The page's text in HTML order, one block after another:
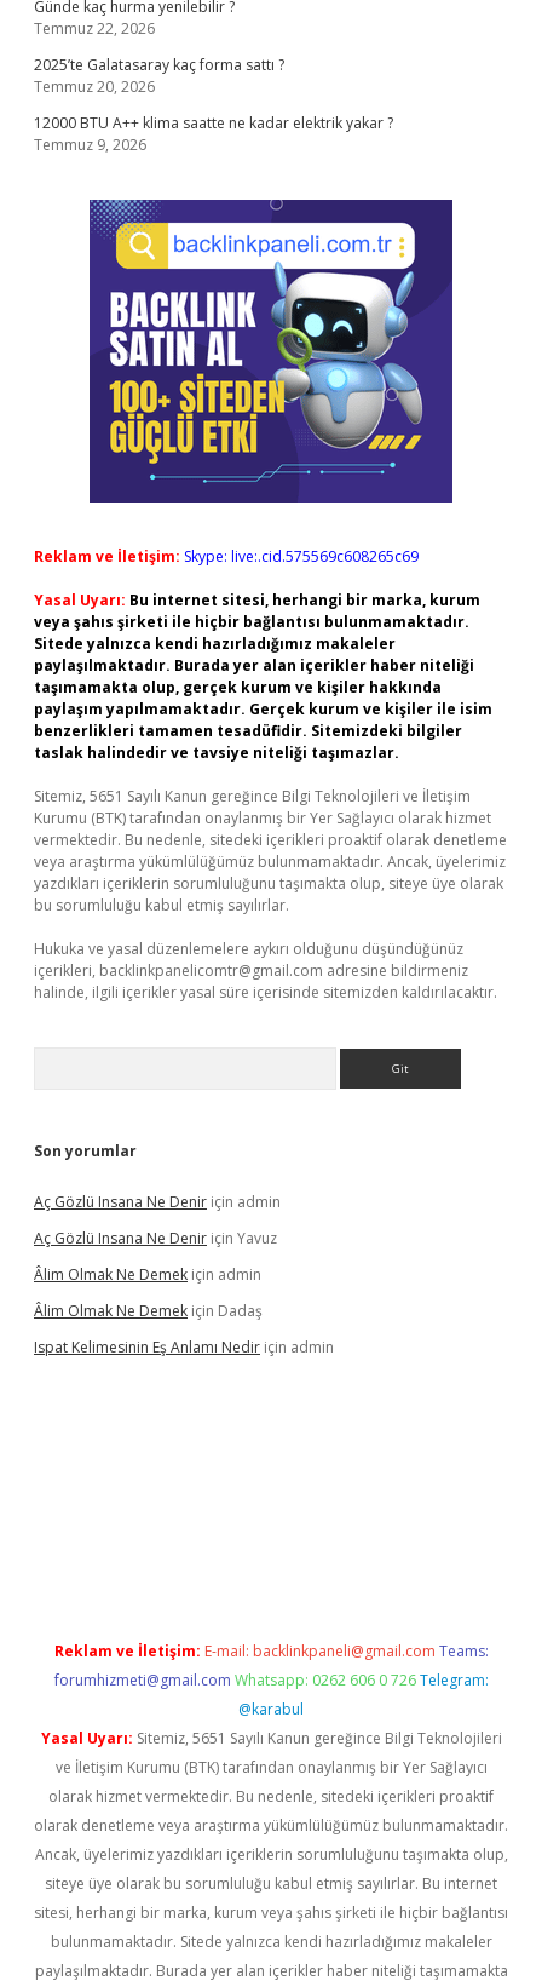
Günde kaç hurma yenilebilir ?
Temmuz 22, 2026
2025’te Galatasaray kaç forma sattı ?
Temmuz 20, 2026
12000 BTU A++ klima saatte ne kadar elektrik yakar ?
Temmuz 9, 2026
Reklam ve İletişim: Skype: live:.cid.575569c608265c69
Yasal Uyarı: Bu internet sitesi, herhangi bir marka, kurum
veya şahıs şirketi ile hiçbir bağlantısı bulunmamaktadır.
Sitede yalnızca kendi hazırladığımız makaleler
paylaşılmaktadır. Burada yer alan içerikler haber niteliği
taşımamakta olup, gerçek kurum ve kişiler hakkında
paylaşım yapılmamaktadır. Gerçek kurum ve kişiler ile isim
benzerlikleri tamamen tesadüfidir. Sitemizdeki bilgiler
taslak halindedir ve tavsiye niteliği taşımazlar.
Sitemiz, 5651 Sayılı Kanun gereğince Bilgi Teknolojileri ve İletişim
Kurumu (BTK) tarafından onaylanmış bir Yer Sağlayıcı olarak hizmet
vermektedir. Bu nedenle, sitedeki içerikleri proaktif olarak denetleme
veya araştırma yükümlülüğümüz bulunmamaktadır. Ancak, üyelerimiz
yazdıkları içeriklerin sorumluluğunu taşımakta olup, siteye üye olarak
bu sorumluluğu kabul etmiş sayılırlar.
Hukuka ve yasal düzenlemelere aykırı olduğunu düşündüğünüz
içerikleri, backlinkpanelicomtr@gmail.com adresine bildirmeniz
halinde, ilgili içerikler yasal süre içerisinde sitemizden kaldırılacaktır.
Son yorumlar
Aç Gözlü Insana Ne Denir için admin
Aç Gözlü Insana Ne Denir için Yavuz
Âlim Olmak Ne Demek için admin
Âlim Olmak Ne Demek için Dadaş
Ispat Kelimesinin Eş Anlamı Nedir için admin
Reklam ve İletişim: E-mail: backlinkpaneli@gmail.com Teams:
forumhizmeti@gmail.com Whatsapp: 0262 606 0 726 Telegram:
@karabul
Yasal Uyarı: Sitemiz, 5651 Sayılı Kanun gereğince Bilgi Teknolojileri
ve İletişim Kurumu (BTK) tarafından onaylanmış bir Yer Sağlayıcı
olarak hizmet vermektedir. Bu nedenle, sitedeki içerikleri proaktif
olarak denetleme veya araştırma yükümlülüğümüz bulunmamaktadır.
Ancak, üyelerimiz yazdıkları içeriklerin sorumluluğunu taşımakta olup,
siteye üye olarak bu sorumluluğu kabul etmiş sayılırlar. Bu internet
sitesi, herhangi bir marka, kurum veya şahıs şirketi ile hiçbir bağlantısı
bulunmamaktadır. Sitede yalnızca kendi hazırladığımız makaleler
paylaşılmaktadır. Burada yer alan içerikler haber niteliği taşımamakta